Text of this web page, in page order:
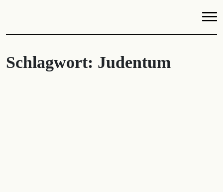
Schlagwort: Judentum